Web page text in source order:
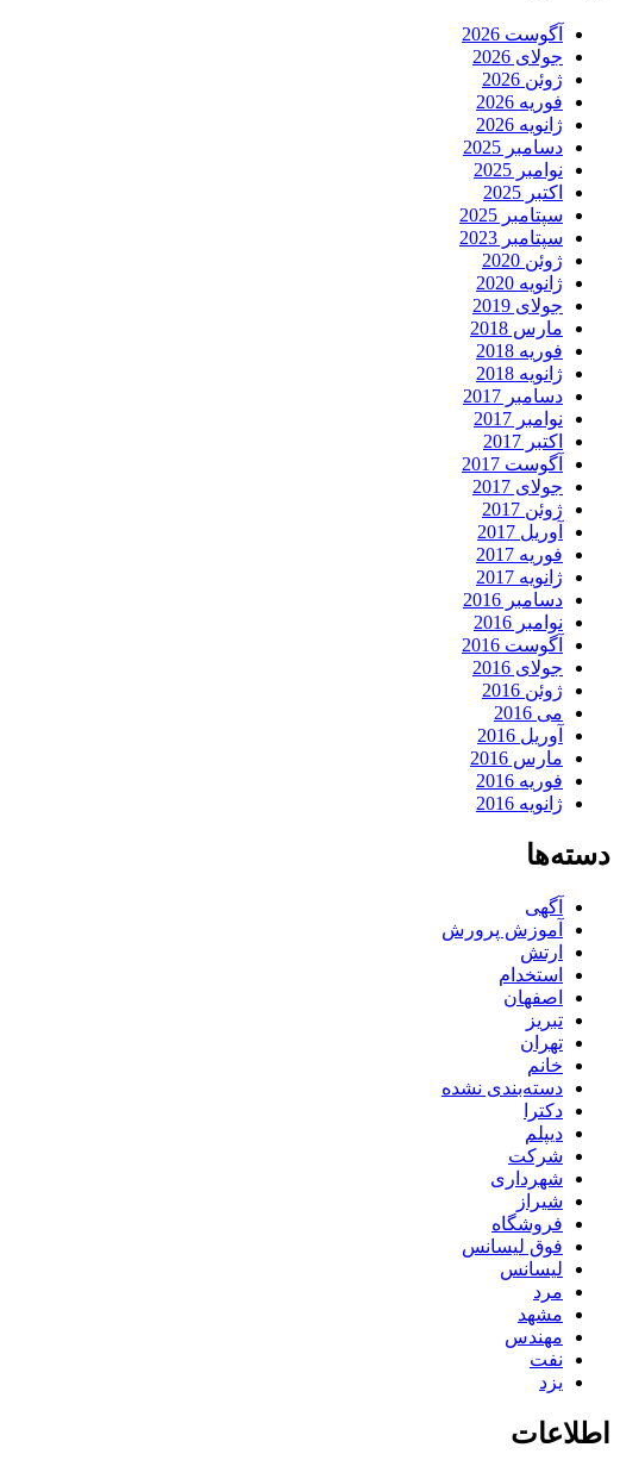
آگوست 2026
جولای 2026
ژوئن 2026
فوریه 2026
ژانویه 2026
دسامبر 2025
نوامبر 2025
اکتبر 2025
سپتامبر 2025
سپتامبر 2023
ژوئن 2020
ژانویه 2020
جولای 2019
مارس 2018
فوریه 2018
ژانویه 2018
دسامبر 2017
نوامبر 2017
اکتبر 2017
آگوست 2017
جولای 2017
ژوئن 2017
آوریل 2017
فوریه 2017
ژانویه 2017
دسامبر 2016
نوامبر 2016
آگوست 2016
جولای 2016
ژوئن 2016
می 2016
آوریل 2016
مارس 2016
فوریه 2016
ژانویه 2016
دسته‌ها
آگهی
آموزش پرورش
ارتش
استخدام
اصفهان
تبریز
تهران
خانم
دسته‌بندی نشده
دکترا
دیپلم
شرکت
شهرداری
شیراز
فروشگاه
فوق لیسانس
لیسانس
مرد
مشهد
مهندس
نفت
یزد
اطلاعات